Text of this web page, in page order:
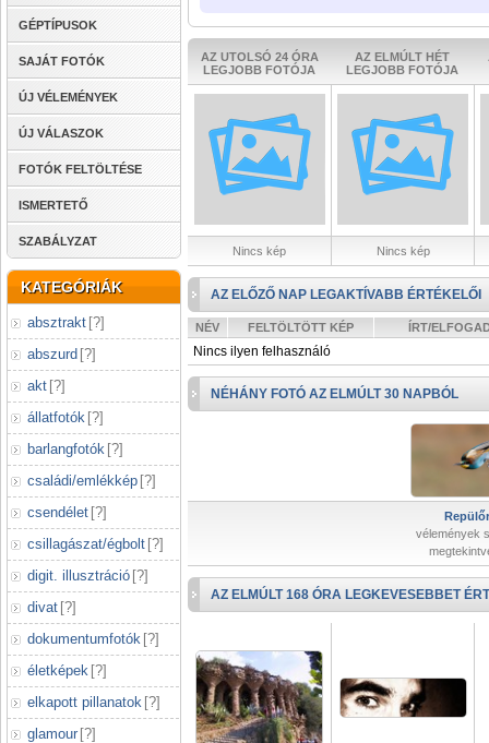
GÉPTÍPUSOK
SAJÁT FOTÓK
ÚJ VÉLEMÉNYEK
ÚJ VÁLASZOK
FOTÓK FELTÖLTÉSE
ISMERTETŐ
SZABÁLYZAT
KATEGÓRIÁK
absztrakt [?]
abszurd [?]
akt [?]
állatfotók [?]
barlangfotók [?]
családi/emlékkép [?]
csendélet [?]
csillagászat/égbolt [?]
digit. illusztráció [?]
divat [?]
dokumentumfotók [?]
életképek [?]
elkapott pillanatok [?]
glamour [?]
AZ UTOLSÓ 24 ÓRA
LEGJOBB FOTÓJA
AZ ELMÚLT HÉT
LEGJOBB FOTÓJA
Nincs kép Nincs kép
AZ ELŐZŐ NAP LEGAKTÍVABB ÉRTÉKELŐI
NÉV FELTÖLTÖTT KÉP ÍRT/
Nincs ilyen felhasználó
NÉHÁNY FOTÓ AZ ELMÚLT 30 NAPBÓL
vélemények
AZ ELMÚLT 168 ÓRA LEGKEVESEBBET